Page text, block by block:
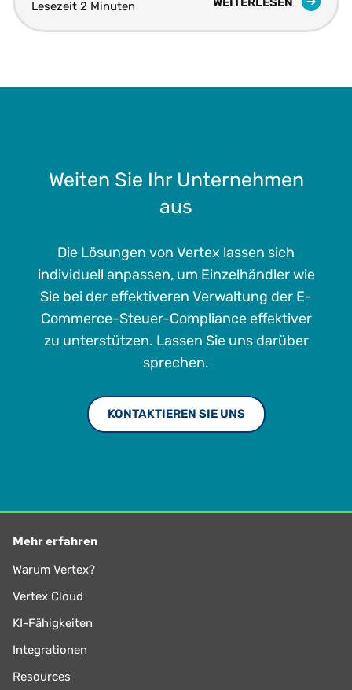
Lesezeit 2 Minuten
Weiten Sie Ihr Unternehmen
aus
Die Lösungen von Vertex lassen sich
individuell anpassen, um Einzelhändler wie
Sie bei der effektiveren Verwaltung der E-
Commerce-Steuer-Compliance effektiver
zu unterstützen. Lassen Sie uns darüber
sprechen.
KONTAKTIEREN SIE UNS
Mehr erfahren
Warum Vertex?
Vertex Cloud
KI-Fähigkeiten
Integrationen
Resources